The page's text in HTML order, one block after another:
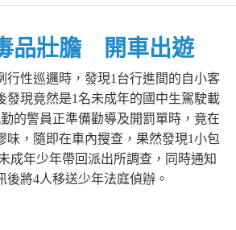
品壯膽 開車出遊
行性巡邏時，發現1台行進間的自小客
發現竟然是1名未成年的國中生駕駛載
的警員正準備勸導及開罰單時，竟在
味，隨即在車內搜查，果然發現1小包
成年少年帶回派出所調查，同時通知
後將4人移送少年法庭偵辦。